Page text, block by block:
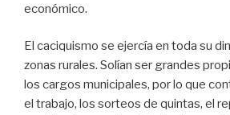
económico.
El caciquismo se ejercía en toda su
zonas rurales. Solían ser grandes
los cargos municipales, por lo que
el trabajo, los sorteos de quintas, el